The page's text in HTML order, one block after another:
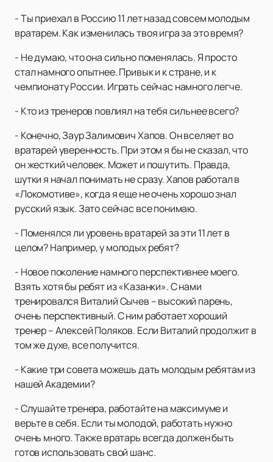
- Ты приехал в Россию 11 лет назад совсем молодым
вратарем. Как изменилась твоя игра за это время?
- Не думаю, что она сильно поменялась. Я просто
стал намного опытнее. Привык и к стране, и к
чемпионату России. Играть сейчас намного легче.
- Кто из тренеров повлиял на тебя сильнее всего?
- Конечно, Заур Залимович Хапов. Он вселяет во
вратарей уверенность. При этом я бы не сказал, что
он жесткий человек. Может и пошутить. Правда,
шутки я начал понимать не сразу. Хапов работал в
«Локомотиве», когда я еще не очень хорошо знал
русский язык. Зато сейчас все понимаю.
- Поменялся ли уровень вратарей за эти 11 лет в
целом? Например, у молодых ребят?
- Новое поколение намного перспективнее моего.
Взять хотя бы ребят из «Казанки». С нами
тренировался Виталий Сычев – высокий парень,
очень перспективный. С ним работает хороший
тренер – Алексей Поляков. Если Виталий продолжит в
том же духе, все получится.
- Какие три совета можешь дать молодым ребятам из
нашей Академии?
- Слушайте тренера, работайте на максимуме и
верьте в себя. Если ты молодой, работать нужно
очень много. Также вратарь всегда должен быть
готов использовать свой шанс.